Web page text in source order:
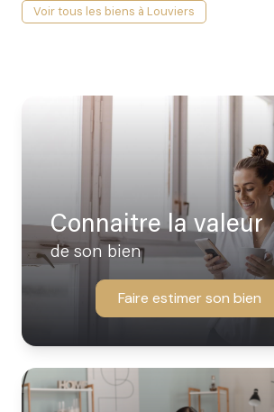
Voir tous les biens à Louviers
Connaitre la valeur
de son bien
Faire estimer son bien